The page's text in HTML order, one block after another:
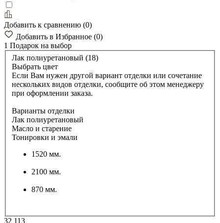
Добавить к сравнению (0)
Добавить в Избранное (0)
1 Подарок на выбор
Лак полиуретановый (18)
Выбрать цвет
Если Вам нужен другой вариант отделки или сочетание
нескольких видов отделки, сообщите об этом менеджеру
при оформлении заказа.
Варианты отделки
Лак полиуретановый
Масло и старение
Тонировки и эмали
1520 мм.
2100 мм.
870 мм.
32 113